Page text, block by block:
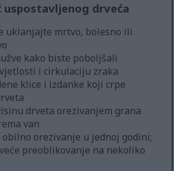
uspostavljenog drveća
uklanjajte mrtvo, bolesno ili
kako biste poboljšali
i cirkulaciju zraka
klice i izdanke koji crpe
drveta orezivanjem grana
van
orezivanje u jednoj godini;
preoblikovanje na nekoliko